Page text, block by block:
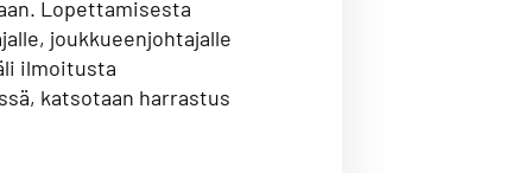
Lopettamisesta
joukkueenjohtajalle
ilmoitusta
katsotaan harrastus